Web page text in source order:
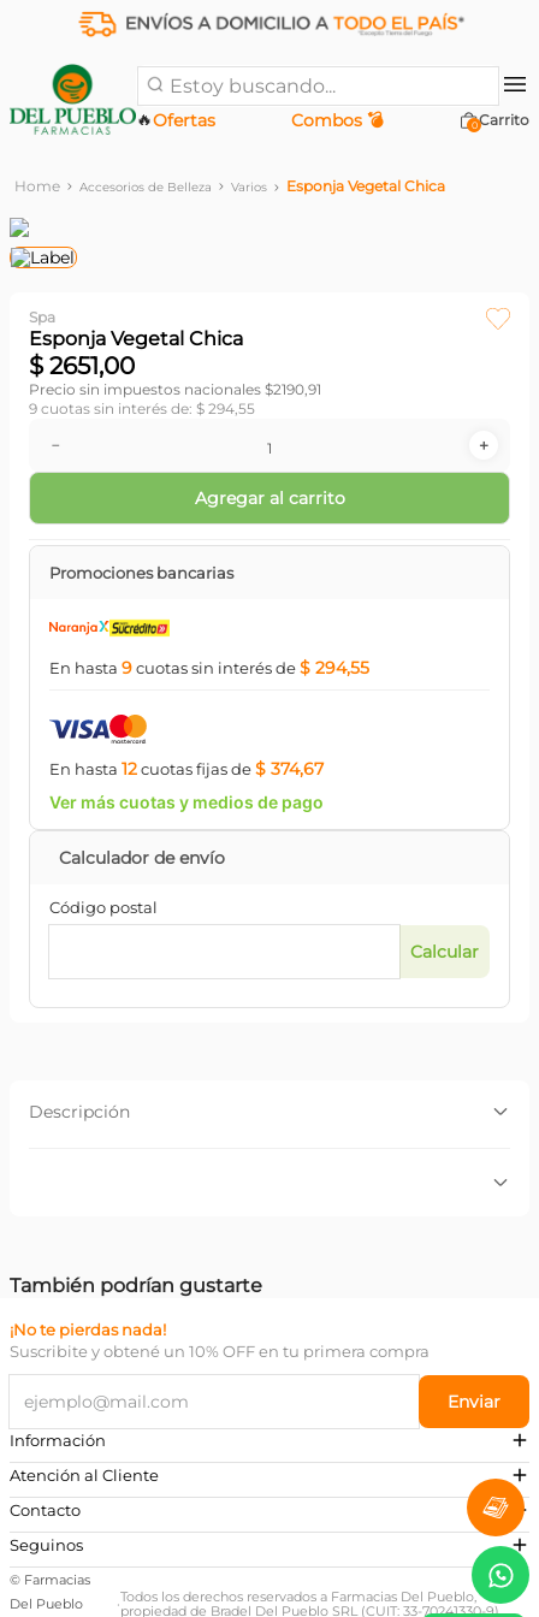
Estoy buscando...
Ofertas
🔥 Combos 💣 0
Accesorios de Belleza Varios Esponja Vegetal Chica
Spa
Esponja Vegetal Chica
$ 2651,00
Precio sin impuestos nacionales $2190,91
9 cuotas sin interés de: $ 294,55
＋
－
Agregar al carrito
Promociones bancarias
En hasta 9cuotassin interésde$ 294,55
En hasta 12cuotasfijasde$ 374,67
Ver más cuotas y medios de pago
Código postal
Descripción
Más reciente
También podrían gustarte
Esponja Luxury
$ 2336,00
Esponja Vegetal Chica
$ 2651,00
Precio sin impuestos nacionales